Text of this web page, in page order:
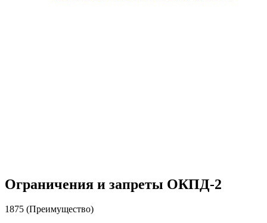
Ограничения и запреты ОКПД-2
1875 (Преимущество)